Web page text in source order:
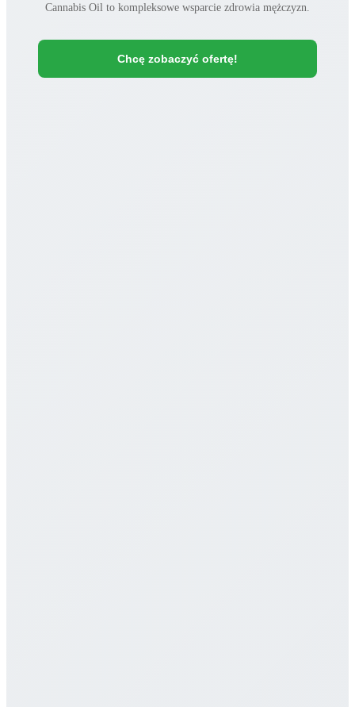
Cannabis Oil to kompleksowe wsparcie zdrowia mężczyzn.
Chcę zobaczyć ofertę!